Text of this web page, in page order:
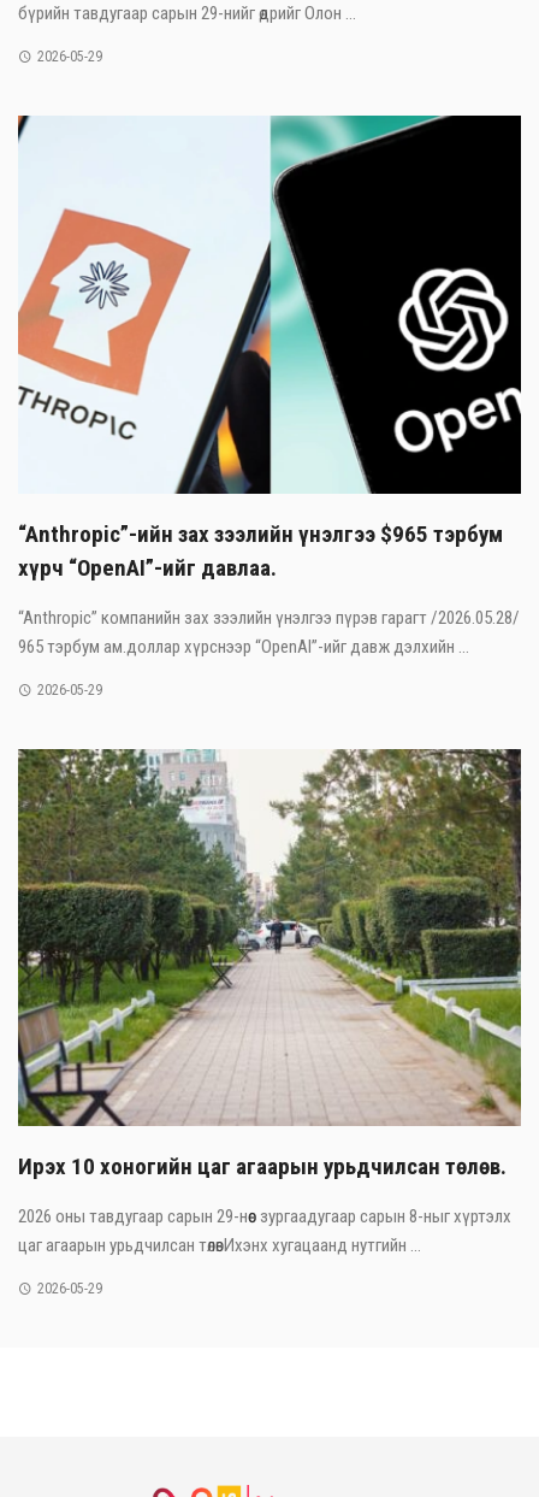
бүрийн тавдугаар сарын 29-нийг өдрийг Олон ...
2026-05-29
“Anthropic”-ийн зах зээлийн үнэлгээ $965 тэрбум
хүрч “OpenAI”-ийг давлаа.
“Anthropic” компанийн зах зээлийн үнэлгээ пүрэв гарагт /2026.05.28/
965 тэрбум ам.доллар хүрснээр “OpenAI”-ийг давж дэлхийн ...
2026-05-29
Ирэх 10 хоногийн цаг агаарын урьдчилсан төлөв.
2026 оны тавдугаар сарын 29-нөөс зургаадугаар сарын 8-ныг хүртэлх
цаг агаарын урьдчилсан төлөвИхэнх хугацаанд нутгийн ...
2026-05-29